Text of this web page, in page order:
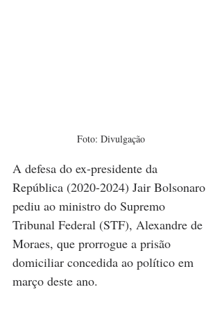
Foto: Divulgação
A defesa do ex-presidente da
República (2020-2024) Jair Bolsonaro
pediu ao ministro do Supremo
Tribunal Federal (STF), Alexandre de
Moraes, que prorrogue a prisão
domiciliar concedida ao político em
março deste ano.